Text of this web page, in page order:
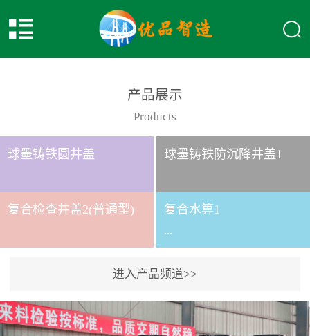
产品展示
Products
球墨铸铁圆井盖 球墨铸铁防沉降井盖1
复合检查井盖2(普通型) 复合水箅1
...
给排水应用系列时间
2017-2-15
进入产品频道>>